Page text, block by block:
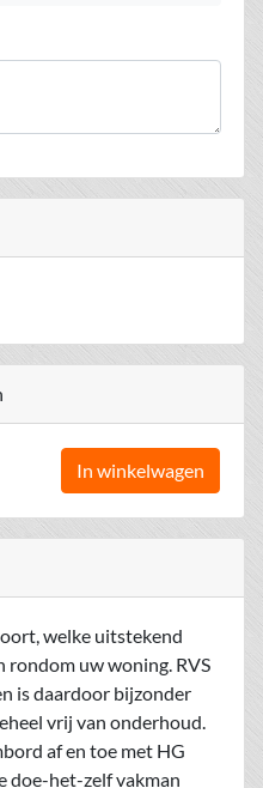
In winkelwagen
welke uitstekend
rondom uw woning. RVS
is daardoor bijzonder
vrij van onderhoud.
af en toe met HG
doe-het-zelf vakman